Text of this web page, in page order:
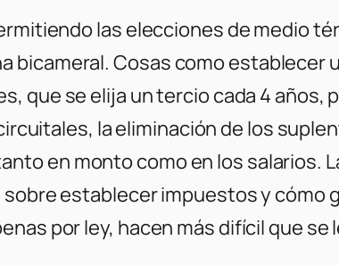
las elecciones de medio
bicameral. Cosas como establecer
que se elija un tercio cada 4 años,
la eliminación de los
en monto como en los salarios.
establecer impuestos y cómo
por ley, hacen más difícil que